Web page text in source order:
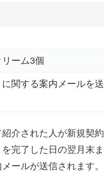
ーム3個
関する案内メールを送
介された人が新規契約
完了した日の翌月末ま
ールが送信されます。